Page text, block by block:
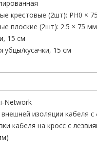
крестовые (2шт): PH0 ×
плоские (2шт): 2.5 × 75
15 см
кусачки, 15 см
Network
изоляции кабеля с
кабеля на кросс с